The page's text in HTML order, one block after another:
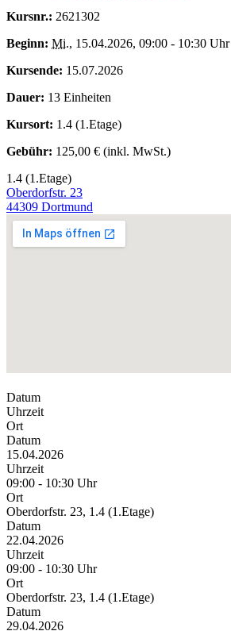
Kursnr.: 2621302
Beginn: Mi., 15.04.2026, 09:00 - 10:30 Uhr
Kursende: 15.07.2026
Dauer: 13 Einheiten
Kursort: 1.4 (1.Etage)
Gebühr: 125,00 € (inkl. MwSt.)
1.4 (1.Etage)
Oberdorfstr. 23
44309 Dortmund
Datum
Uhrzeit
Ort
Datum
15.04.2026
Uhrzeit
09:00 - 10:30 Uhr
Ort
Oberdorfstr. 23, 1.4 (1.Etage)
Datum
22.04.2026
Uhrzeit
09:00 - 10:30 Uhr
Ort
Oberdorfstr. 23, 1.4 (1.Etage)
Datum
29.04.2026